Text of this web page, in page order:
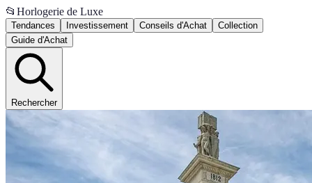
📂 Horlogerie de Luxe
Tendances Investissement Conseils d'Achat
Collection
Guide d'Achat
Rechercher